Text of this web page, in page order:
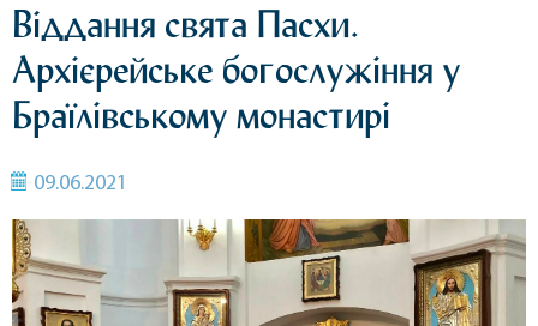
Віддання свята Пасхи.
Архієрейське богослужіння у
Браїлівському монастирі
09.06.2021